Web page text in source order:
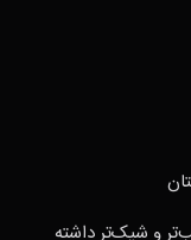
و شیک‌تر داشته